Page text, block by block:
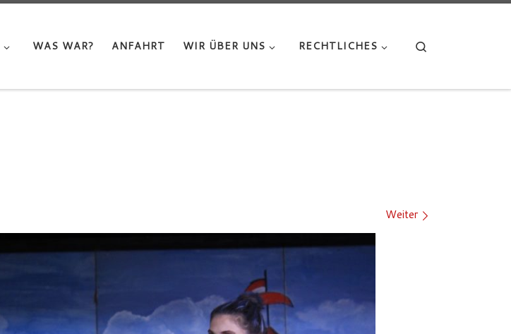
WAS WAR? ANFAHRT WIR ÜBER UNS RECHTLICHES
Weiter